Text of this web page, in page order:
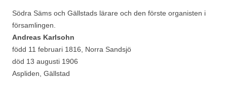
Södra Säms och Gällstads lärare och den förste organisten i
församlingen.
Andreas Karlsohn
född 11 februari 1816, Norra Sandsjö
död 13 augusti 1906
Aspliden, Gällstad